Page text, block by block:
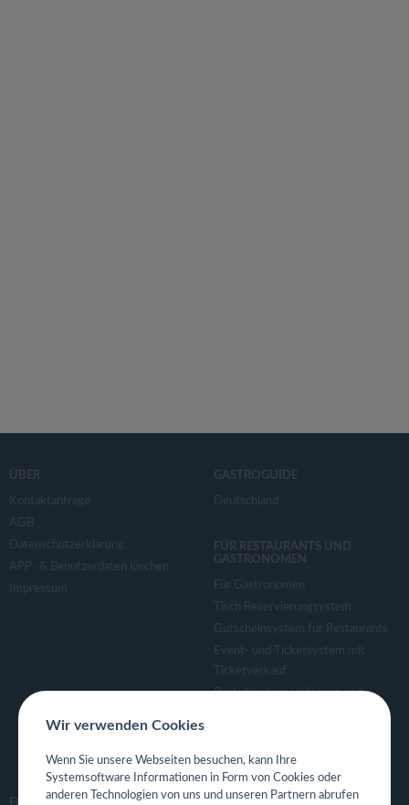
ÜBER
Kontaktanfrage
AGB
Datenschutzerklärung
APP- & Benutzerdaten löschen
Impressum
GASTROGUIDE
Deutschland
FÜR RESTAURANTS UND
GASTRONOMEN
Für Gastronomen
Tisch Reservierungsystem
Gutscheinsystem für Restaurants
Event- und Ticketsystem mit
Ticketverkauf
Bestellsystem Lieferung und
Eigene App für Restaurant
Wir verwenden Cookies
Wenn Sie unsere Webseiten besuchen, kann Ihre
Systemsoftware Informationen in Form von Cookies oder
anderen Technologien von uns und unseren Partnern abrufen